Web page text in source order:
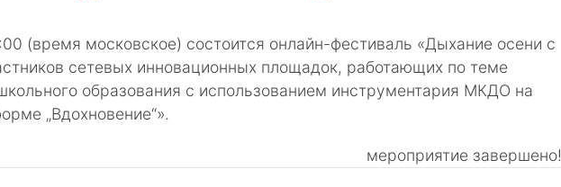
(время московское) состоится онлайн-фестиваль «Дыхание осени с
сетевых инновационных площадок, работающих по теме
образования с использованием инструментария МКДО на
„Вдохновение“».
мероприятие завершено!